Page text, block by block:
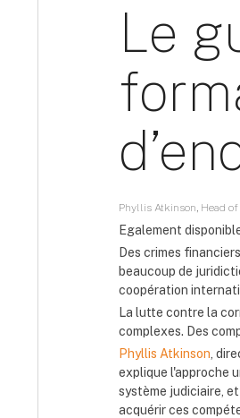
Le
Phyllis Atkinson, Head
Egalement
Des crimes
beaucoup de
coopération
La lutte contre la
complexes. Des
Phyllis Atkinson ,
explique l'approche
système judiciaire,
acquérir ces